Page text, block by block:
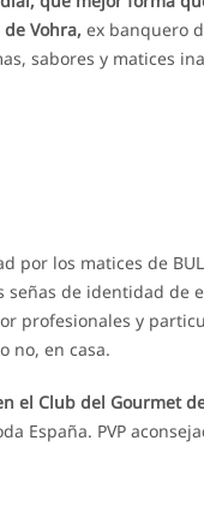
Vohra, ex banquero
sabores y matices
los matices de
de identidad de
profesionales y
no, en casa.
el Club del Gourmet
España. PVP